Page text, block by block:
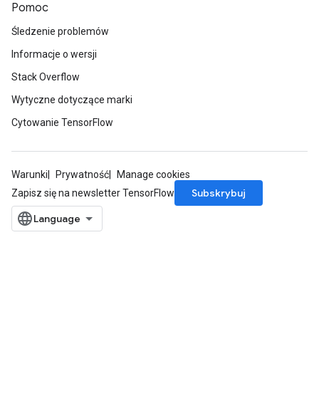
Pomoc
Śledzenie problemów
Informacje o wersji
Stack Overflow
Wytyczne dotyczące marki
Cytowanie TensorFlow
Warunki Prywatność
Manage cookies
Zapisz się na newsletter TensorFlow
Subskrybuj